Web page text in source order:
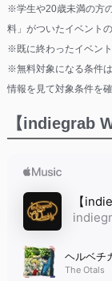
※学生や20歳未満の方
料」がついたイベント
※既に終わったイベント
※無料対象になる条件
情報を見て対象条件を
【indiegrab